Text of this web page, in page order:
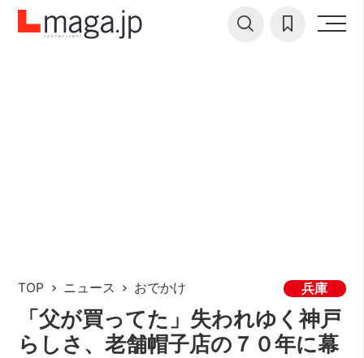
TOP ニュース おでかけ 兵庫
「父が買ってた」失われゆく神戸
らしさ、老舗帽子店の７０年に幕